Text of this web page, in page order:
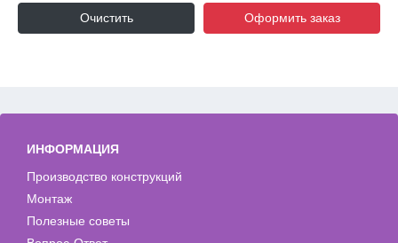
Очистить Оформить заказ
ИНФОРМАЦИЯ
Производство конструкций
Монтаж
Полезные советы